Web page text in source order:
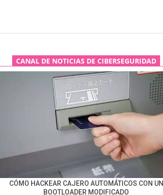
CANAL DE NOTICIAS DE CIBERSEGURIDAD
CÓMO HACKEAR CAJERO AUTOMÁTICOS CON UN
BOOTLOADER MODIFICADO